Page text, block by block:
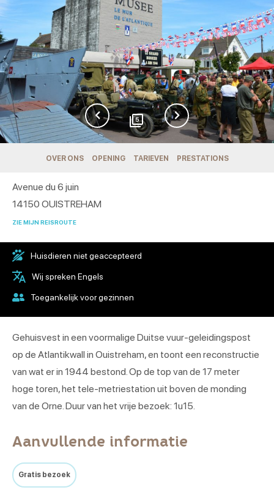
5
OVER ONS OPENING TARIEVEN PRESTATIONS
Avenue du 6 juin
14150 OUISTREHAM
ZIE MIJN REISROUTE
Huisdieren niet geaccepteerd
Wij spreken Engels
Toegankelijk voor gezinnen
Gehuisvest in een voormalige Duitse vuur-geleidingspost
op de Atlantikwall in Ouistreham, en toont een reconstructie
van wat er in 1944 bestond. Op de top van de 17 meter
hoge toren, het tele-metriestation uit boven de monding
van de Orne. Duur van het vrije bezoek: 1u15.
Aanvullende informatie
Gratis bezoek